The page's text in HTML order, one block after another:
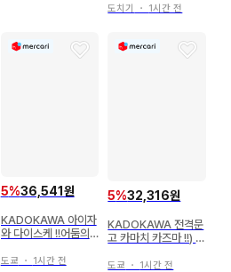
우화 2
도치기 ・ 1시간 전
5%36,541원
KADOKAWA 아이자
와 다이스케 !!어둠의
7
도쿄 ・ 1시간 전
5%32,316원
KADOKAWA 전격문
고 카마치 카즈마 !!) 창
록 14
도쿄 ・ 1시간 전